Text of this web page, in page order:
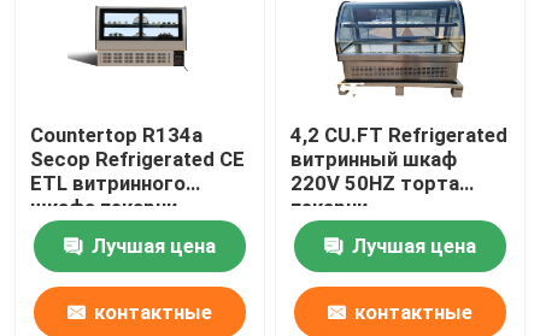
Countertop R134a
Secop Refrigerated CE
ETL витринного
шкафа пекарни
Лучшая цена
контактные
4,2 CU.FT Refrigerated
витринный шкаф
220V 50HZ торта
пекарни
Лучшая цена
контактные